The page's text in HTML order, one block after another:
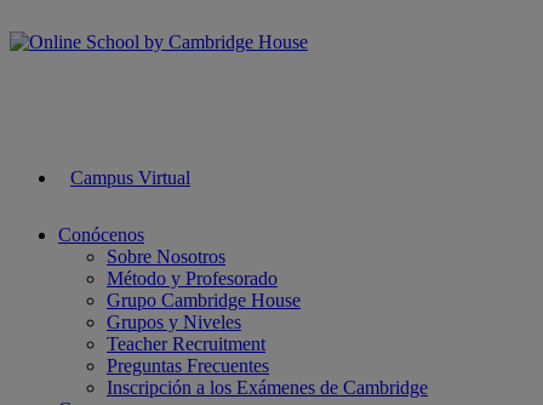
Campus Virtual
Conócenos
Sobre Nosotros
Método y Profesorado
Grupo Cambridge House
Grupos y Niveles
Teacher Recruitment
Preguntas Frecuentes
Inscripción a los Exámenes de Cambridge